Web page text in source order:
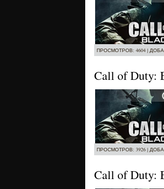
ПРОСМОТРОВ: 4604 |
Call of Duty:
ПРОСМОТРОВ: 3926 |
Call of Duty: